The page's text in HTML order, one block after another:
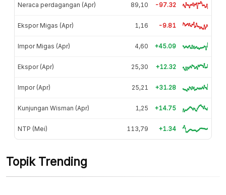
Neraca perdagangan (Apr) 89,10 -97.32
Ekspor Migas (Apr) 1,16 -9.81
Impor Migas (Apr) 4,60 +45.09
Ekspor (Apr) 25,30 +12.32
Impor (Apr) 25,21 +31.28
Kunjungan Wisman (Apr) 1,25 +14.75
NTP (Mei) 113,79 +1.34
Topik Trending